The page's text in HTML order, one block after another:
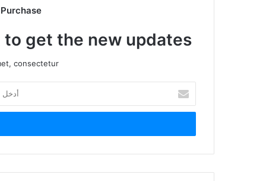
get the new updates!
consectetur.
بريدك
الإلكتروني